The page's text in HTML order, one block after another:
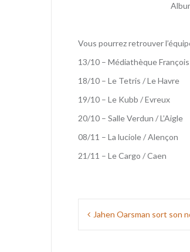
Vous pourrez retrouver
13/10 – Médiathèque
18/10 – Le Tetris / Le Havre
19/10 – Le Kubb / Evreux
20/10 – Salle Verdun / L’Aigle
08/11 – La luciole / Alençon
21/11 – Le Cargo / Caen
Navigation
Jahen Oarsman sort son